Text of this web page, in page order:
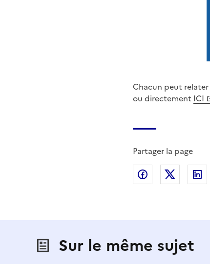
Chacun peut
ou directement ICI
Partager la page
Partager sur
Sur le même sujet